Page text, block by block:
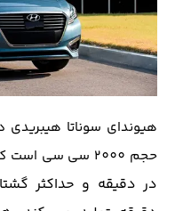
حجم 2000 سی سی است كه حداکثر قدرت ١60PS در 6000